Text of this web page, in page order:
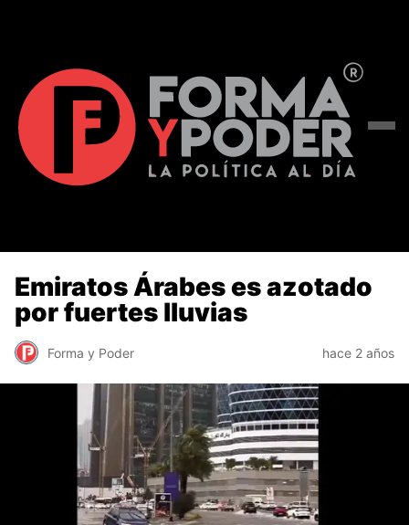
Emiratos Árabes es azotado
por fuertes lluvias
Forma y Poder hace 2 años